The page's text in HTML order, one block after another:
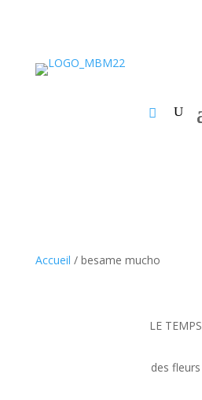
Accueil / besame mucho
LE TEMPS
des fleurs